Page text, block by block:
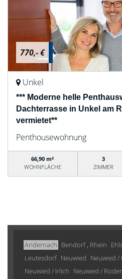
770,- €
Unkel
*** Moderne helle
Dachterrasse in Unkel am
vermietet**
Penthousewohnung
66,90 m²
WOHNFLÄCHE
3
ZIMMER
Andernach Bendorf , Rhein
Leutesdorf Neuwied Neuwied /
Neuwied / Irlich Neuwied /